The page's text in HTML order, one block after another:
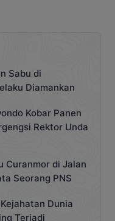
Sabu di
Diamankan
Kobar Panen
Rektor Unda
Curanmor di Jalan
Seorang PNS
Dunia
Terjadi